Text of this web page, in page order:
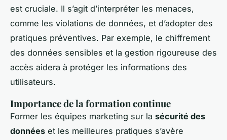
est cruciale. Il s’agit d’interpréter les menaces,
comme les violations de données, et d’adopter des
pratiques préventives. Par exemple, le chiffrement
des données sensibles et la gestion rigoureuse des
accès aidera à protéger les informations des
utilisateurs.
Importance de la formation continue
Former les équipes marketing sur la sécurité des
données et les meilleures pratiques s’avère